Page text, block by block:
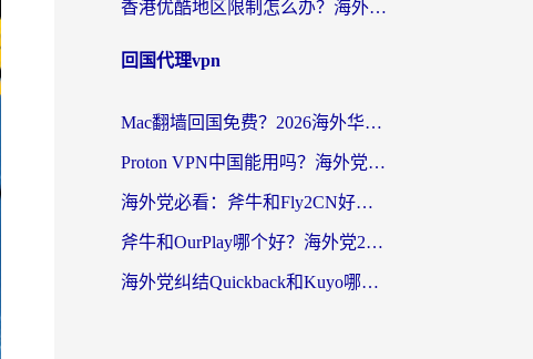
香港优酷地区限制怎么办？海外党亲测有效的追剧解决方案
回国代理vpn
Mac翻墙回国免费？2026海外华人亲测：从CCTV5直播到国内APP，这样选加速器才靠谱
Proton VPN中国能用吗？海外党选回国加速器的避坑指南（附番茄加速器实测）
海外党必看：斧牛和Fly2CN好用吗？3招教你选对回国加速器（附免费试用攻略）
斧牛和OurPlay哪个好？海外党2026亲测：选对加速器，国内资源秒加载
海外党纠结Quickback和Kuyo哪个好？选对回国加速器才能无缝刷国内资源